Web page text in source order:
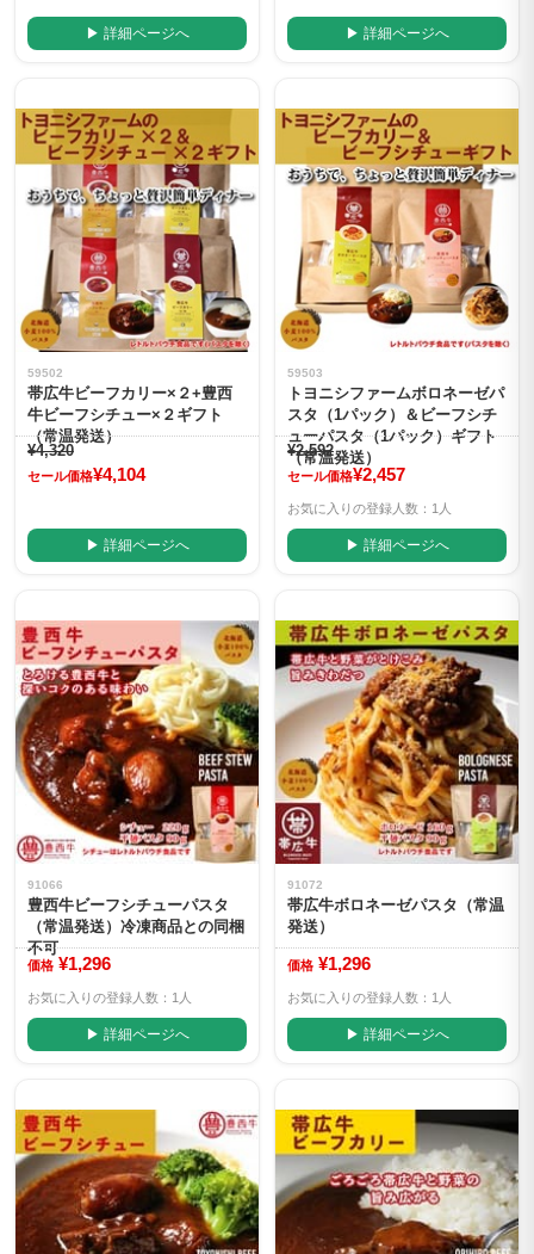
▶ 詳細ページへ ▶ 詳細ページへ
59502
帯広牛ビーフカリー×２+豊西
牛ビーフシチュー×２ギフト
（常温発送）
¥4,320
セール価格¥4,104
▶ 詳細ページへ
59503
トヨニシファームボロネーゼパ
スタ（1パック）＆ビーフシチ
ューパスタ（1パック）ギフト
（常温発送）
¥2,592
セール価格¥2,457
お気に入りの登録人数：1人
▶ 詳細ページへ
91066
豊西牛ビーフシチューパスタ
（常温発送）冷凍商品との同梱
不可
価格 ¥1,296
お気に入りの登録人数：1人
▶ 詳細ページへ
91072
帯広牛ボロネーゼパスタ（常温
発送）
価格 ¥1,296
お気に入りの登録人数：1人
▶ 詳細ページへ